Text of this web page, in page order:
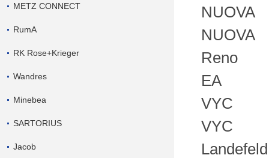
METZ CONNECT
RumA
RK Rose+Krieger
Wandres
Minebea
SARTORIUS
Jacob
NUOVA
NUOVA
Reno
EA
VYC
VYC
Landefeld